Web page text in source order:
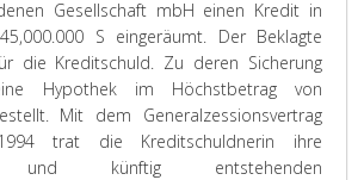
Gesellschaft mbH einen Kredit in
S eingeräumt. Der Beklagte
die Kreditschuld. Zu deren Sicherung
Hypothek im Höchstbetrag von
Mit dem Generalzessionsvertrag
trat die Kreditschuldnerin ihre
und künftig entstehenden